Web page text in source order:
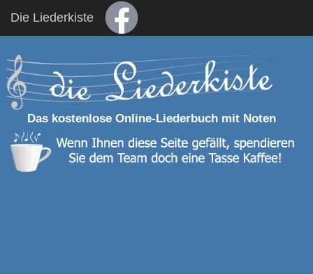
Die Liederkiste
Das kostenlose Online-Liederbuch mit Noten